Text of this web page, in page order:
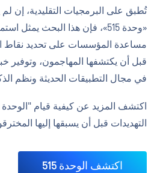
تُطبق على البرمجيات التقليدية، إن لم
«وحدة 515»، فإن هذا البحث يمثل
مساعدة المؤسسات على تحديد نقاط
قبل أن يكتشفها المهاجمون، وتوفير
في مجال التطبيقات الحديثة ونظم
التهديدات قبل أن يسبقها إليها
اكتشف الوحدة 515